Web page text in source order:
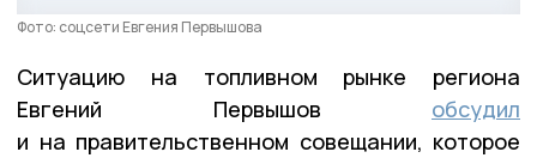
Фото: соцсети Евгения Первышова
Ситуацию на топливном рынке региона
Евгений Первышов обсудил
и на правительственном совещании, которое